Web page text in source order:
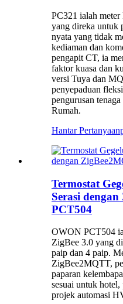
PC321 ialah meter
yang direka untuk
nyata yang tidak
kediaman dan
pengapit CT, ia
faktor kuasa dan
versi Tuya dan
penyepaduan
pengurusan
Rumah.
Hantar Pertanyaan
Termostat
Serasi
PCT504
OWON PCT504
ZigBee 3.0 yang
paip dan 4 paip.
ZigBee2MQTT,
paparan
sesuai untuk hotel,
projek automasi